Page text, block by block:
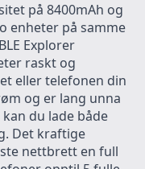
på 8400mAh og
enheter på samme
Explorer
raskt og
eller telefonen din
og er lang unna
du lade både
Det kraftige
nettbrett en full